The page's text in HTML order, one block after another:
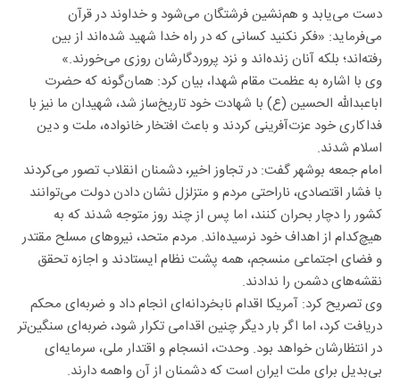
دست می‌یابد و هم‌نشین فرشتگان می‌شود و خداوند در قرآن
می‌فرماید: «فکر نکنید کسانی که در راه خدا شهید شده‌اند از بین
رفته‌اند؛ بلکه آنان زنده‌اند و نزد پروردگارشان روزی می‌خورند.»
وی با اشاره به عظمت مقام شهدا، بیان کرد: همان‌گونه که حضرت
اباعبدالله الحسین (ع) با شهادت خود تاریخ‌ساز شد، شهیدان ما نیز با
فداکاری خود عزت‌آفرینی کردند و باعث افتخار خانواده، ملت و دین
اسلام شدند.
امام جمعه بوشهر گفت: در تجاوز اخیر، دشمنان انقلاب تصور می‌کردند
با فشار اقتصادی، ناراحتی مردم و متزلزل نشان دادن دولت می‌توانند
کشور را دچار بحران کنند، اما پس از چند روز متوجه شدند که به
هیچ‌کدام از اهداف خود نرسیده‌اند. مردم متحد، نیرو‌های مسلح مقتدر
و فضای اجتماعی منسجم، همه پشت نظام ایستادند و اجازه تحقق
نقشه‌های دشمن را ندادند.
وی تصریح کرد: آمریکا اقدام نابخردانه‌ای انجام داد و ضربه‌ای محکم
دریافت کرد، اما اگر بار دیگر چنین اقدامی تکرار شود، ضربه‌ای سنگین‌تر
در انتظارشان خواهد بود. وحدت، انسجام و اقتدار ملی، سرمایه‌ای
بی‌بدیل برای ملت ایران است که دشمنان از آن واهمه دارند.